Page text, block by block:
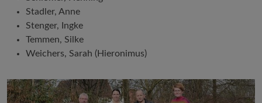
Stadler, Anne
Stenger, Ingke
Temmen, Silke
Weichers, Sarah (Hieronimus)